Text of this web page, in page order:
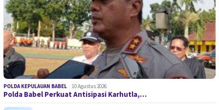
POLDA KEPULAUAN BABEL 10 Agustus 2026
Polda Babel Perkuat Antisipasi Karhutla,…